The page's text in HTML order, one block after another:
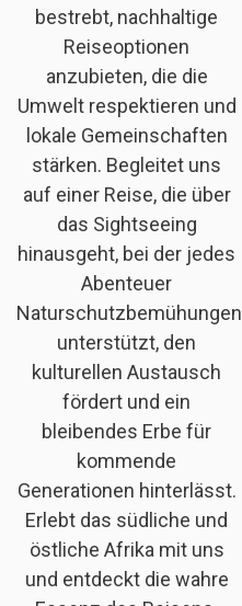
bestrebt, nachhaltige
Reiseoptionen
anzubieten, die die
Umwelt respektieren und
lokale Gemeinschaften
stärken. Begleitet uns
auf einer Reise, die über
das Sightseeing
hinausgeht, bei der jedes
Abenteuer
Naturschutzbemühungen
unterstützt, den
kulturellen Austausch
fördert und ein
bleibendes Erbe für
kommende
Generationen hinterlässt.
Erlebt das südliche und
östliche Afrika mit uns
und entdeckt die wahre